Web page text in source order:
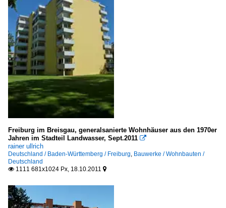
Freiburg im Breisgau, generalsanierte Wohnhäuser aus den 1970er
Jahren im Stadteil Landwasser, Sept.2011 
rainer ullrich
Deutschland / Baden-Württemberg / Freiburg, Bauwerke / Wohnbauten /
Deutschland
 1111 681x1024 Px, 18.10.2011 